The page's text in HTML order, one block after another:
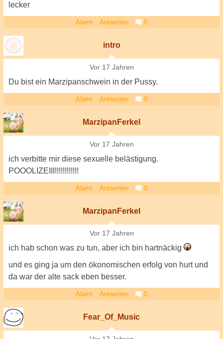
lecker
Alarm Antworten 0
intro
Vor 17 Jahren
Du bist ein Marzipanschwein in der Pussy.
Alarm Antworten 0
MarzipanFerkel
Vor 17 Jahren
ich verbitte mir diese sexuelle belästigung.
POOOLIZEIII!!!!!!!!!!!!
Alarm Antworten 0
MarzipanFerkel
Vor 17 Jahren
ich hab schon was zu tun, aber ich bin hartnäckig
und es ging ja um den ökonomischen erfolg von hurt und
da war der alte sack eben besser.
Alarm Antworten 0
Fear_Of_Music